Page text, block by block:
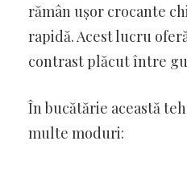
rămân ușor crocante
rapidă. Acest lucru
contrast plăcut între
În bucătărie această
multe moduri: